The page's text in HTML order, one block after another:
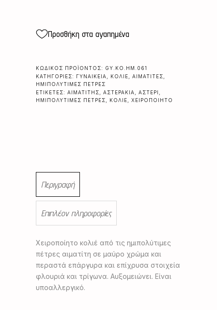
Προσθήκη στα αγαπημένα
ΚΩΔΙΚΌΣ ΠΡΟΪΌΝΤΟΣ: GY.KO.HM.061
ΚΑΤΗΓΟΡΊΕΣ: ΓΥΝΑΙΚΕΊΑ ΚΟΛΙΈ ΑΙΜΑΤΊΤΕΣ
ΗΜΙΠΟΛΎΤΙΜΕΣ ΠΈΤΡΕΣ
ΕΤΙΚΈΤΕΣ: ΑΙΜΑΤΊΤΗΣ ΑΣΤΕΡΆΚΙΑ ΑΣΤΈΡΙ
ΗΜΙΠΟΛΎΤΙΜΕΣ ΠΈΤΡΕΣ
ΚΟΛΙΈ ΧΕΙΡΟΠΟΊΗΤΟ
Περιγραφή
Επιπλέον πληροφορίες
Χειροποίητο κολιέ από τις ημιπολύτιμες
πέτρες αιματίτη σε μαύρο χρώμα και
περαστά επάργυρα και επίχρυσα στοιχεία
φλουριά και τρίγωνα. Αυξομειώνει. Είναι
υποαλλεργικό.